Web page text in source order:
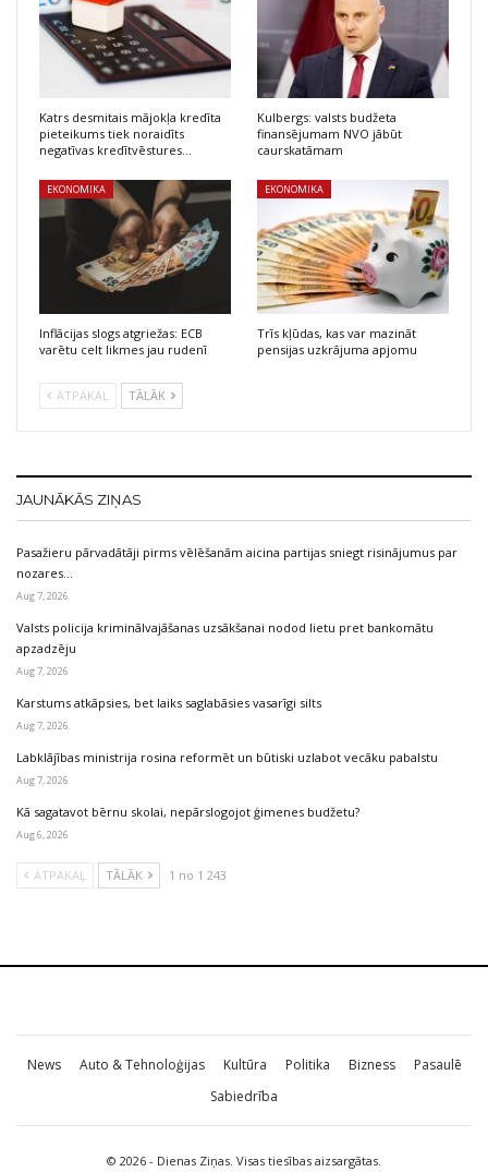
Katrs desmitais mājokļa kredīta
pieteikums tiek noraidīts
negatīvas kredītvēstures…
Kulbergs: valsts budžeta
finansējumam NVO jābūt
caurskatāmam
EKONOMIKA
Inflācijas slogs atgriežas: ECB
varētu celt likmes jau rudenī
EKONOMIKA
Trīs kļūdas, kas var mazināt
pensijas uzkrājuma apjomu
ATPAKAĻ TĀLĀK
JAUNĀKĀS ZIŅAS
Pasažieru pārvadātāji pirms vēlēšanām aicina partijas sniegt risinājumus par
nozares…
Aug 7, 2026
Valsts policija kriminālvajāšanas uzsākšanai nodod lietu pret bankomātu
apzadzēju
Aug 7, 2026
Karstums atkāpsies, bet laiks saglabāsies vasarīgi silts
Aug 7, 2026
Labklājības ministrija rosina reformēt un būtiski uzlabot vecāku pabalstu
Aug 7, 2026
Kā sagatavot bērnu skolai, nepārslogojot ģimenes budžetu?
Aug 6, 2026
ATPAKAĻ TĀLĀK 1 no 1 243
News Auto & Tehnoloģijas Kultūra Politika Bizness
Pasaulē
Sabiedrība
© 2026 - Dienas Ziņas. Visas tiesības aizsargātas.